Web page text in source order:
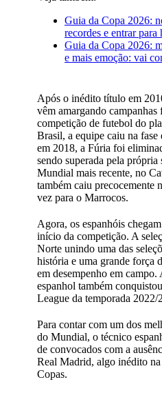
Guia da Copa 2026:
recordes e entrar para
Guia da Copa 2026:
e mais emoção: vai
Após o inédito título em
vêm amargando
competição de futebol do
Brasil, a equipe caiu na fase
em 2018, a Fúria foi
sendo superada pela
Mundial mais recente, no
também caiu precocemente
vez para o Marrocos.
Agora, os espanhóis
início da competição. A
Norte unindo uma das
história e uma grande força
em desempenho em
espanhol também
League da temporada 2022/
Para contar com um dos
do Mundial, o técnico
de convocados com a
Real Madrid, algo inédito
Copas.